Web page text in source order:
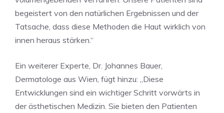
begeistert von den natürlichen Ergebnissen und der
Tatsache, dass diese Methoden die Haut wirklich von
innen heraus stärken.“
Ein weiterer Experte, Dr. Johannes Bauer,
Dermatologe aus Wien, fügt hinzu: „Diese
Entwicklungen sind ein wichtiger Schritt vorwärts in
der ästhetischen Medizin. Sie bieten den Patienten